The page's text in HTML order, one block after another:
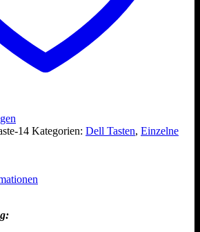
14 Kategorien: Dell Tasten, Einzelne